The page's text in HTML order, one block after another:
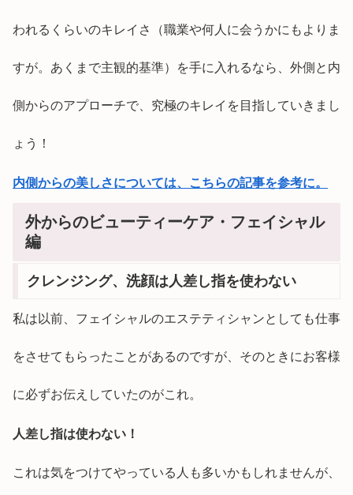
われるくらいのキレイさ（職業や何人に会うかにもよりま
すが。あくまで主観的基準）を手に入れるなら、外側と内
側からのアプローチで、究極のキレイを目指していきまし
ょう！
内側からの美しさについては、こちらの記事を参考に。
外からのビューティーケア・フェイシャル
編
クレンジング、洗顔は人差し指を使わない
私は以前、フェイシャルのエステティシャンとしても仕事
をさせてもらったことがあるのですが、そのときにお客様
に必ずお伝えしていたのがこれ。
人差し指は使わない！
これは気をつけてやっている人も多いかもしれませんが、